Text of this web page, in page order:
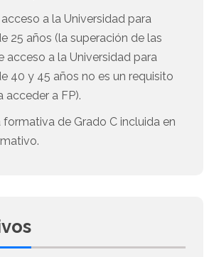
a la Universidad para
25 años (la superación de las
acceso a la Universidad para
40 y 45 años no es un requisito
acceder a FP).
de Grado C incluida en